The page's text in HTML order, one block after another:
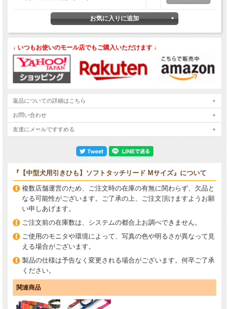
↓ いつもお使いのモール店でもご購入いただけます ↓
返品についての詳細はこちら
お問い合わせ
友達にメールですすめる
『【中型犬用引きひも】ソフトタッチリード Mサイズ』について
複数店舗運営のため、ご注文時の在庫の有無に関わらず、欠品と
なる可能性がございます。ご了承の上、ご注文頂けますようお願
い申しあげます。
ご注文前の在庫数は、システムの都合上お調べできません。
ご使用のモニタや環境によって、写真の色や明るさが異なって見
える場合がございます。
製品の仕様は予告なく変更される場合がございます。何卒ご了承
ください。